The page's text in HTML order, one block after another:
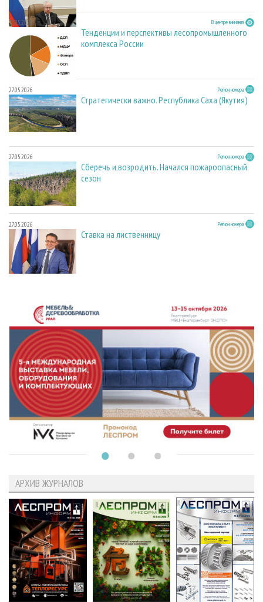
27.05.2026 В центре внимания
Тенденции и перспективы лесопромышленного
комплекса России
27.05.2026 Регион номера
Стратегически важно. Республика Саха (Якутия)
27.05.2026 Регион номера
Сберечь и возродить. Начался пожароопасный
сезон
27.05.2026 Регион номера
Ставка на лиственницу
АРХИВ ЖУРНАЛОВ